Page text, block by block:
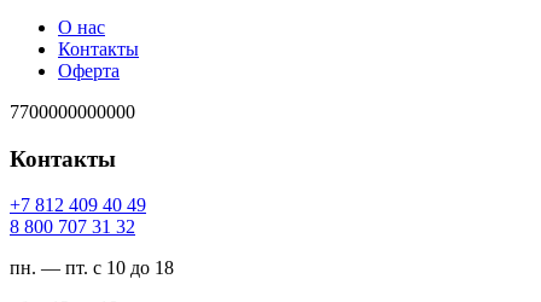
О нас
Контакты
Оферта
7700000000000
Контакты
94 04 904 218 7+
23 13 707 008 8
пн. — пт. с 10 до 18